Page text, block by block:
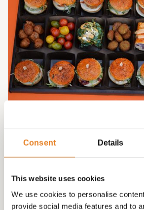
Consent Details
This website uses cookies
We use cookies to personalise
provide social media features and to
VEGA plateau √ hapjes √
€